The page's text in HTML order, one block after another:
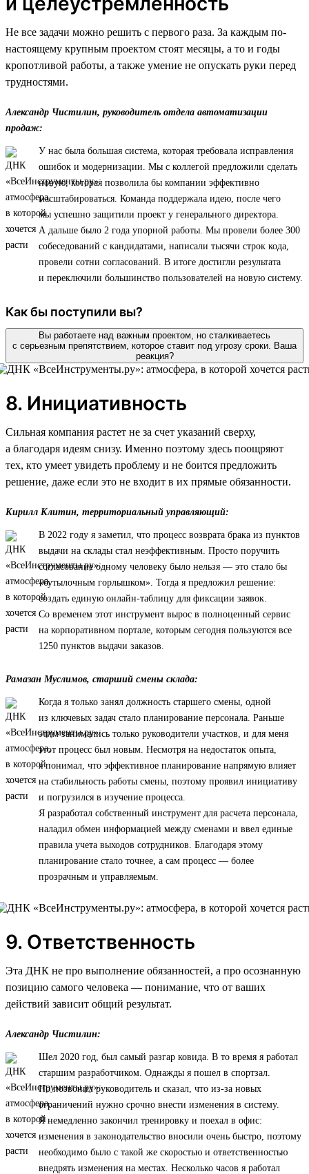
Не все задачи можно решить с первого раза. За каждым по-
настоящему крупным проектом стоят месяцы, а то и годы
кропотливой работы, а также умение не опускать руки перед
трудностями.
Александр Чистилин, руководитель отдела автоматизации
продаж:
У нас была большая система, которая требовала исправления
ошибок и модернизации. Мы с коллегой предложили сделать
новую, которая позволила бы компании эффективно
масштабироваться. Команда поддержала идею, после чего
мы успешно защитили проект у генерального директора.
А дальше было 2 года упорной работы. Мы провели более 300
собеседований с кандидатами, написали тысячи строк кода,
провели сотни согласований. В итоге достигли результата
и переключили большинство пользователей на новую систему.
Как бы поступили вы?
Вы работаете над важным проектом, но сталкиваетесь
с серьезным препятствием, которое ставит под угрозу сроки. Ваша
реакция?
8. Инициативность
Сильная компания растет не за счет указаний сверху,
а благодаря идеям снизу. Именно поэтому здесь поощряют
тех, кто умеет увидеть проблему и не боится предложить
решение, даже если это не входит в их прямые обязанности.
Кирилл Клитин, территориальный управляющий:
В 2022 году я заметил, что процесс возврата брака из пунктов
выдачи на склады стал неэффективным. Просто поручить
согласование одному человеку было нельзя — это стало бы
«бутылочным горлышком». Тогда я предложил решение:
создать единую онлайн-таблицу для фиксации заявок.
Со временем этот инструмент вырос в полноценный сервис
на корпоративном портале, которым сегодня пользуются все
1250 пунктов выдачи заказов.
Рамазан Муслимов, старший смены склада:
Когда я только занял должность старшего смены, одной
из ключевых задач стало планирование персонала. Раньше
этим занимались только руководители участков, и для меня
этот процесс был новым. Несмотря на недостаток опыта,
я понимал, что эффективное планирование напрямую влияет
на стабильность работы смены, поэтому проявил инициативу
и погрузился в изучение процесса.
Я разработал собственный инструмент для расчета персонала,
наладил обмен информацией между сменами и ввел единые
правила учета выходов сотрудников. Благодаря этому
планирование стало точнее, а сам процесс — более
прозрачным и управляемым.
9. Ответственность
Эта ДНК не про выполнение обязанностей, а про осознанную
позицию самого человека — понимание, что от ваших
действий зависит общий результат.
Александр Чистилин:
Шел 2020 год, был самый разгар ковида. В то время я работал
старшим разработчиком. Однажды я пошел в спортзал.
Но позвонил руководитель и сказал, что из-за новых
ограничений нужно срочно внести изменения в систему.
Я немедленно закончил тренировку и поехал в офис:
изменения в законодательство вносили очень быстро, поэтому
необходимо было с такой же скоростью и ответственностью
внедрять изменения на местах. Несколько часов я работал